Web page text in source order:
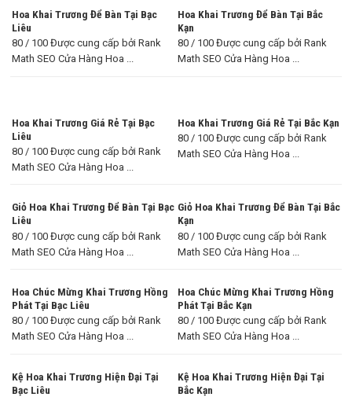
Hoa Khai Trương Để Bàn Tại Bạc
Liêu
80 / 100 Được cung cấp bởi Rank
Math SEO Cửa Hàng Hoa ...
Hoa Khai Trương Để Bàn Tại Bắc
Kạn
80 / 100 Được cung cấp bởi Rank
Math SEO Cửa Hàng Hoa ...
Hoa Khai Trương Giá Rẻ Tại Bạc
Liêu
80 / 100 Được cung cấp bởi Rank
Math SEO Cửa Hàng Hoa ...
Hoa Khai Trương Giá Rẻ Tại Bắc Kạn
80 / 100 Được cung cấp bởi Rank
Math SEO Cửa Hàng Hoa ...
Giỏ Hoa Khai Trương Để Bàn Tại Bạc
Liêu
80 / 100 Được cung cấp bởi Rank
Math SEO Cửa Hàng Hoa ...
Giỏ Hoa Khai Trương Để Bàn Tại Bắc
Kạn
80 / 100 Được cung cấp bởi Rank
Math SEO Cửa Hàng Hoa ...
Hoa Chúc Mừng Khai Trương Hồng
Phát Tại Bạc Liêu
80 / 100 Được cung cấp bởi Rank
Math SEO Cửa Hàng Hoa ...
Hoa Chúc Mừng Khai Trương Hồng
Phát Tại Bắc Kạn
80 / 100 Được cung cấp bởi Rank
Math SEO Cửa Hàng Hoa ...
Kệ Hoa Khai Trương Hiện Đại Tại
Bạc Liêu
Kệ Hoa Khai Trương Hiện Đại Tại
Bắc Kạn